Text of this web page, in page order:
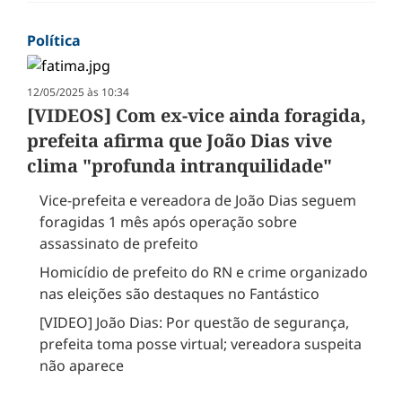
Política
12/05/2025 às 10:34
[VIDEOS] Com ex-vice ainda foragida,
prefeita afirma que João Dias vive
clima "profunda intranquilidade"
Vice-prefeita e vereadora de João Dias seguem
foragidas 1 mês após operação sobre
assassinato de prefeito
Homicídio de prefeito do RN e crime organizado
nas eleições são destaques no Fantástico
[VIDEO] João Dias: Por questão de segurança,
prefeita toma posse virtual; vereadora suspeita
não aparece